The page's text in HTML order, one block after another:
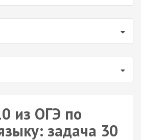
из ОГЭ по
задача 30